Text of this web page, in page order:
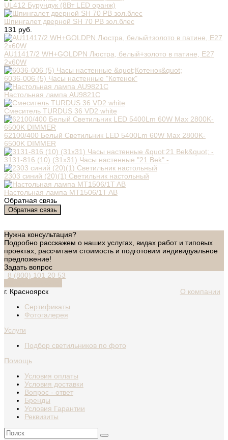
UL412 Бурундук (8Вт LED оранж)
Шпингалет дверной SH 70 PB зол.блес
131 руб.
AU11417/2 WH+GOLDPN Люстра, белый+золото в патине, Е27
2х60W
6036-006 (5) Часы настенные "Котенок"
Настольная лампа AU9821C
Смеситель TURDUS 36 VD2 white
62100/400 Белый Светильник LED 5400Lm 60W Max 2800K-
6500K DIMMER
3131-816 (10) (31х31) Часы настенные "21 Bek" -
2303 синий (20)(1) Светильник настольный
Настольная лампа MT1506/1T AB
Обратная связь
Обратная связь
Нужна консультация?
Подробно расскажем о наших услугах, видах работ и типовых
проектах, рассчитаем стоимость и подготовим индивидуальное
предложение!
Задать вопрос
8 (800) 101 20 53
г. Красноярск
О компании
Сертификаты
Фотогалерея
Услуги
Подбор светильников по фото
Помощь
Условия оплаты
Условия доставки
Вопрос - ответ
Бренды
Условия Гарантии
Реквизиты